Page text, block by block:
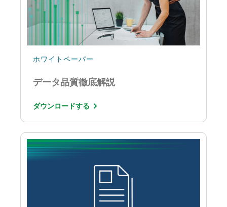
ホワイトペーパー
データ品質徹底解説
ダウンロードする